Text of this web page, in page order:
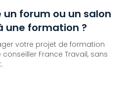
forum ou un salon
une formation ?
votre projet de formation
France Travail, sans